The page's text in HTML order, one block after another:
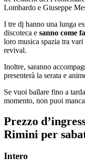
Lombardo e Giuseppe
I tre dj hanno una lunga
discoteca e sanno come
loro musica spazia tra
revival.
Inoltre, saranno
presenterà la serata e
Se vuoi ballare fino a
momento, non puoi
Prezzo
Rimini per
Intero